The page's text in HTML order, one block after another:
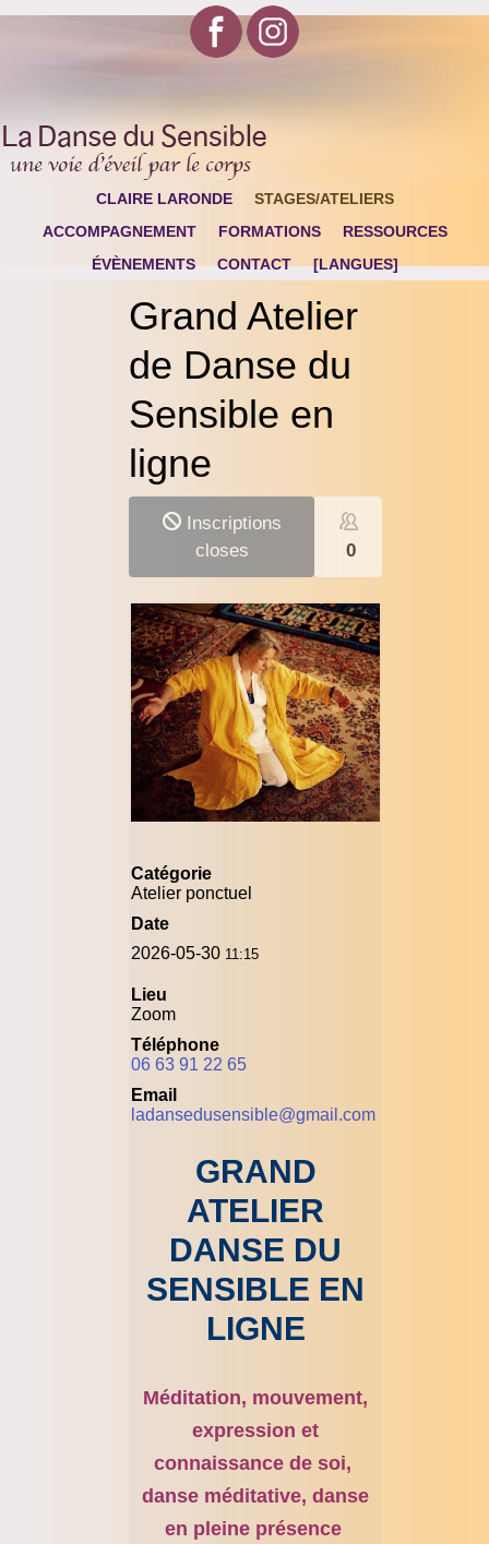
CLAIRE LARONDE
STAGES/ATELIERS
ACCOMPAGNEMENT
FORMATIONS
RESSOURCES
ÉVÈNEMENTS
CONTACT [LANGUES]
Grand Atelier
de Danse du
Sensible en
ligne
Inscriptions
closes
0
Catégorie
Atelier ponctuel
Date
2026-05-30 11:15
Lieu
Zoom
Téléphone
06 63 91 22 65
Email
ladansedusensible@gmail.com
GRAND
ATELIER
DANSE DU
SENSIBLE EN
LIGNE
Méditation, mouvement,
expression et
connaissance de soi,
danse méditative, danse
en pleine présence